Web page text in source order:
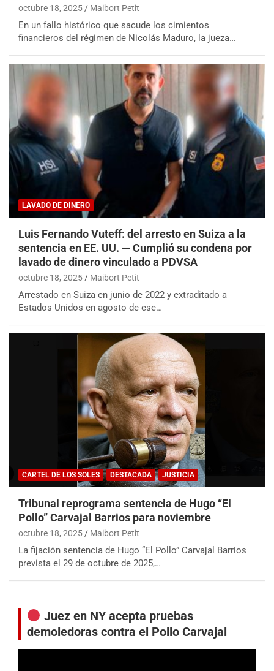
octubre 18, 2025 Maibort Petit
En un fallo histórico que sacude los cimientos
financieros del régimen de Nicolás Maduro, la jueza…
LAVADO DE DINERO
Luis Fernando Vuteff: del arresto en Suiza a la
sentencia en EE. UU. — Cumplió su condena por
lavado de dinero vinculado a PDVSA
octubre 18, 2025 Maibort Petit
Arrestado en Suiza en junio de 2022 y extraditado a
Estados Unidos en agosto de ese…
CARTEL DE LOS SOLES DESTACADA JUSTICIA
Tribunal reprograma sentencia de Hugo “El
Pollo” Carvajal Barrios para noviembre
octubre 18, 2025 Maibort Petit
La fijación sentencia de Hugo “El Pollo” Carvajal Barrios
prevista el 29 de octubre de 2025,…
Juez en NY acepta pruebas
demoledoras contra el Pollo Carvajal